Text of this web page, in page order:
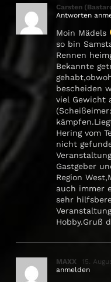
Carsten
Antworten
Moin Mädels
so bin
Rennen
Bekannte
bescheiden
viel Gewicht
Hering vom
nicht
Gastgeber
Region
auch immer
sehr
Hobby.Gruß
MAXX 15.
anmelden